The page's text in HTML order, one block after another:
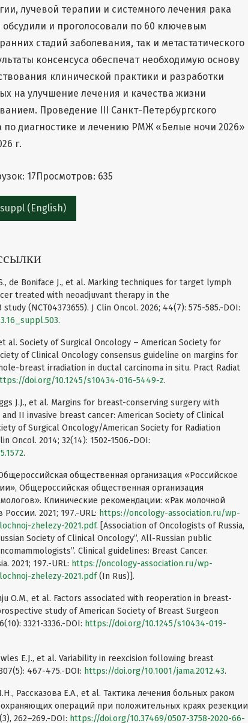
лучевой терапии и системного лечения рака
и проголосовали по 60 ключевым
стадий заболевания, так и метастатического
консенсуса обеспечат необходимую основу
клинической практики и разработки
на улучшение лечения и качества жизни
Проведение III Cанкт-Петербургского
по диагностике и лечению РМЖ «Белые ночи 2026»
г.
17Просмотров: 635
(English)
de Boniface J., et al. Marking techniques for target lymph
treated with neoadjuvant therapy in the
study (NCT04373655). J Clin Oncol. 2026; 44(7): 575-585.-DOI:
.
et al. Society of Surgical Oncology – American Society for
of Clinical Oncology consensus guideline on margins for
breast irradiation in ductal carcinoma in situ. Pract Radiat
doi.org/10.1245/s10434-016-5449-z.
J.J., et al. Margins for breast-conserving surgery with
II invasive breast cancer: American Society of Clinical
of Surgical Oncology/American Society for Radiation
Oncol. 2014; 32(14): 1502-1506.-DOI:
.
общественная организация «Российское
Общероссийская общественная организация
Клинические рекомендации: «Рак молочной
2021; 197.-URL: https://oncology-association.ru/wp-
zhelezy-2021.pdf. [Association of Oncologists of Russia,
Society of Clinical Oncology”, All-Russian public
Clinical guidelines: Breast Cancer.
2021; 197.-URL: https://oncology-association.ru/wp-
zhelezy-2021.pdf(In Rus)].
O.M., et al. Factors associated with reoperation in breast-
study of American Society of Breast Surgeon
3321-3336.-DOI: https://doi.org/10.1245/s10434-019-
E.J., et al. Variability in reexcision following breast
467-475.-DOI: https://doi.org/10.1001/jama.2012.43.
Рассказова Е.А., et al. Тактика лечения больных раком
операций при положительных краях резекции
262–269.-DOI: https://doi.org/10.37469/0507-3758-2020-66-